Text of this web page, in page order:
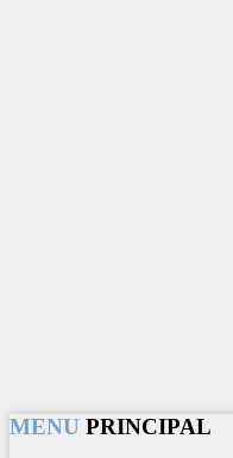
MENU PRINCIPAL